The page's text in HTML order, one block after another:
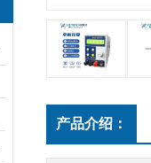
产品介绍：